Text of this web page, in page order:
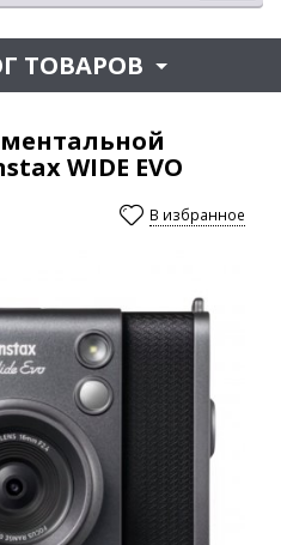
ТОВАРОВ
WIDE EVO
В избранное